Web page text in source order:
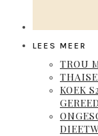
LEES MEER
TROU
KOEK